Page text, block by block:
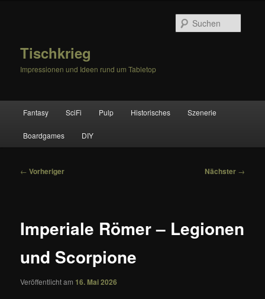
Tischkrieg
Impressionen und Ideen rund um Tabletop
Fantasy SciFi Pulp Historisches Szenerie
Boardgames DIY
Beitragsnavigation
← Vorheriger Nächster →
Imperiale Römer – Legionen
und Scorpione
Veröffentlicht am 16. Mai 2026